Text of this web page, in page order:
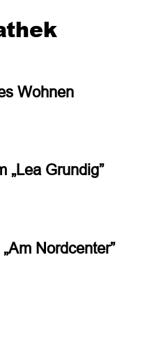
Wohnen
„Lea Grundig”
Nordcenter”